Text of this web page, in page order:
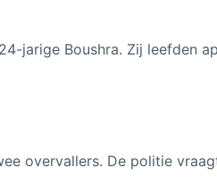
jarige Boushra. Zij leefden
overvallers. De politie